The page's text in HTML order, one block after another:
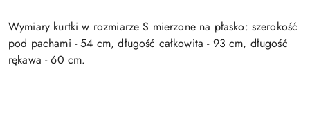
Wymiary kurtki w rozmiarze S mierzone na płasko: szerokość
pod pachami - 54 cm, długość całkowita - 93 cm, długość
rękawa - 60 cm.